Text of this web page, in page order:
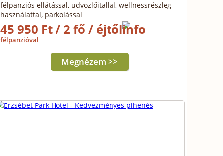
félpanziós ellátással, üdvözlőitallal, wellnessrészleg
használattal, parkolással
45 950 Ft / 2 fő / éjtől
félpanzióval
Megnézem >>